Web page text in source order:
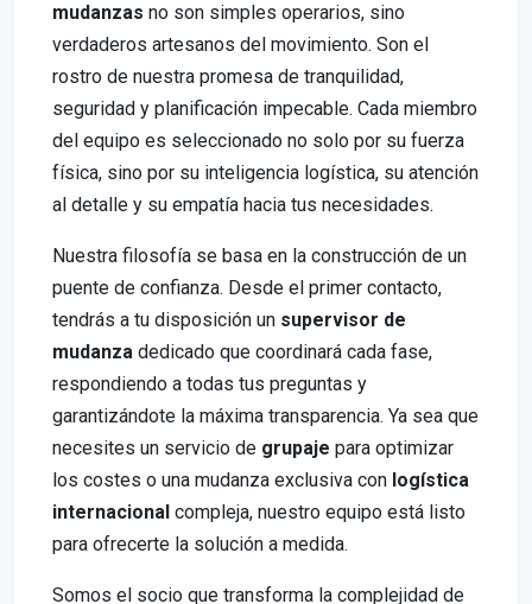
mudanzas no son simples operarios, sino
verdaderos artesanos del movimiento. Son el
rostro de nuestra promesa de tranquilidad,
seguridad y planificación impecable. Cada miembro
del equipo es seleccionado no solo por su fuerza
física, sino por su inteligencia logística, su atención
al detalle y su empatía hacia tus necesidades.
Nuestra filosofía se basa en la construcción de un
puente de confianza. Desde el primer contacto,
tendrás a tu disposición un supervisor de
mudanza dedicado que coordinará cada fase,
respondiendo a todas tus preguntas y
garantizándote la máxima transparencia. Ya sea que
necesites un servicio de grupaje para optimizar
los costes o una mudanza exclusiva con logística
internacional compleja, nuestro equipo está listo
para ofrecerte la solución a medida.
Somos el socio que transforma la complejidad de